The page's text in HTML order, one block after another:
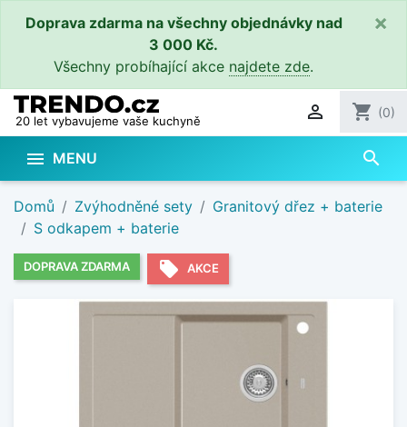
Doprava zdarma na všechny objednávky nad
3 000 Kč.
Všechny probíhající akce najdete zde.
×
20 let vybavujeme vaše kuchyně  shopping_cart (0)
 MENU search
Domů Zvýhodněné sety
Granitový dřez + baterie
S odkapem + baterie
DOPRAVA ZDARMA local_offer AKCE